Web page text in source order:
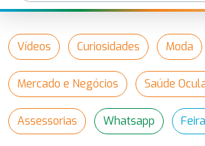
Vídeos Curiosidades Moda
Mercado e Negócios Saúde
Assessorias Whatsapp